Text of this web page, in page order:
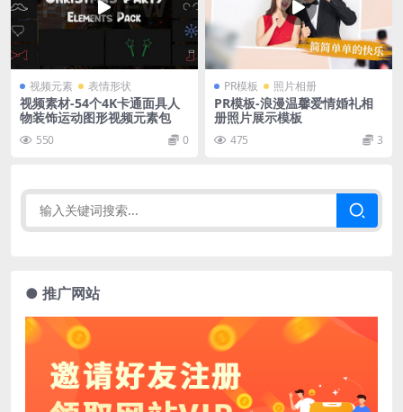
视频元素 表情形状
视频素材-54个4K卡通面具人
物装饰运动图形视频元素包
550 0
PR模板 照片相册
PR模板-浪漫温馨爱情婚礼相
册照片展示模板
475 3
● 推广网站